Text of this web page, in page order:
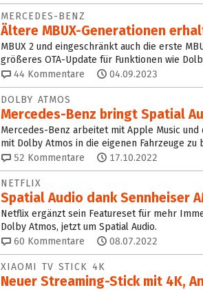
MERCEDES-BENZ
Ältere MBUX-Generationen
MBUX 2 und eingeschränkt auch die erste
größeres OTA-Update für Funktionen wie
44 Kommentare 04.09.2023
DOLBY ATMOS
Mercedes-Benz bringt Spatial
Mercedes-Benz arbeitet mit Apple Music und
mit Dolby Atmos in die eigenen Fahrzeuge zu
52 Kommentare 17.10.2022
NETFLIX
Spatial Audio dank Sennheiser
Netflix ergänzt sein Featureset für mehr
Dolby Atmos, jetzt um Spatial Audio.
60 Kommentare 08.07.2022
XIAOMI TV STICK 4K
Neuer Streaming-Stick mit 4K,